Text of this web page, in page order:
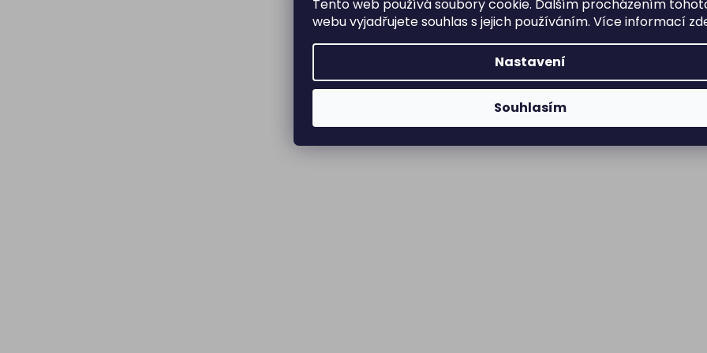
Tento web používá soubory cookie. Dalším procházením
webu vyjadřujete souhlas s jejich používáním. Více informací
Nastavení
Souhlasím